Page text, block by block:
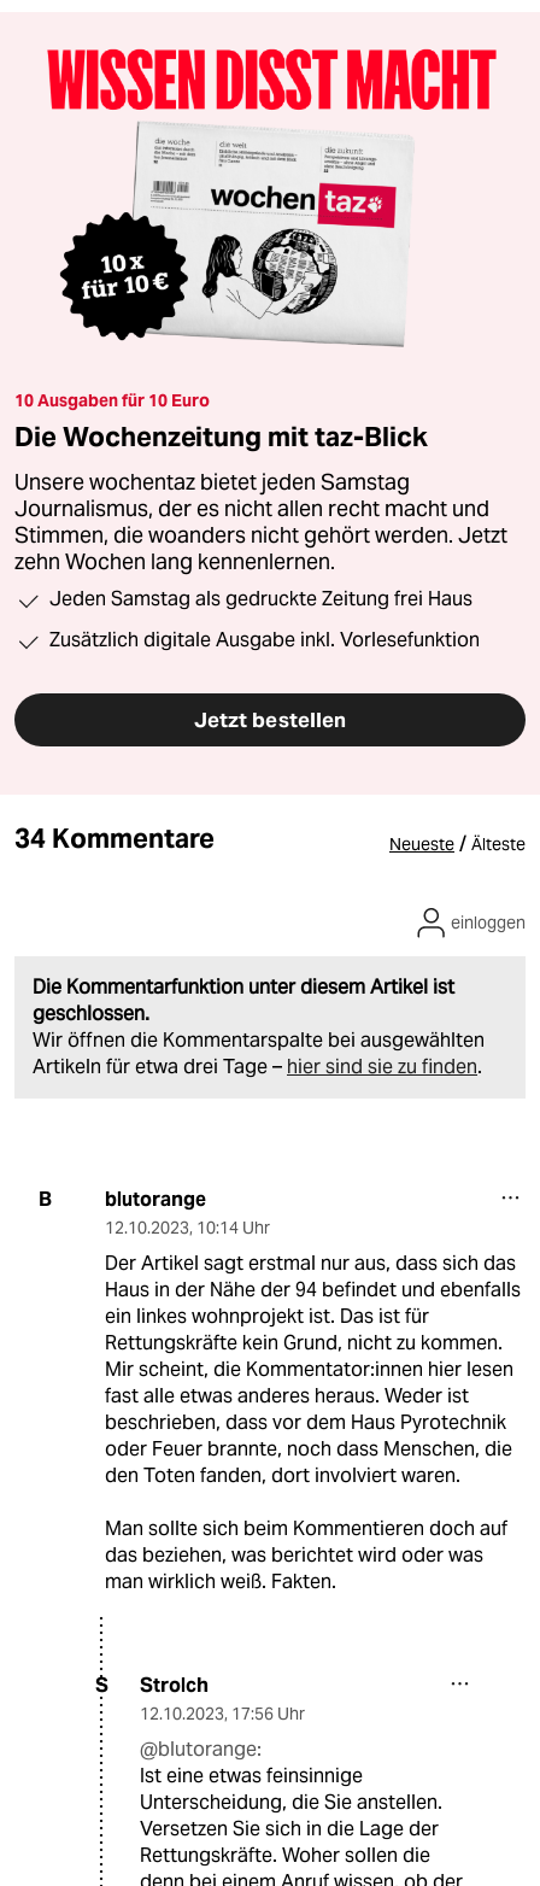
10 Ausgaben für 10 Euro
Die Wochenzeitung mit taz-Blick
Unsere wochentaz bietet jeden Samstag
Journalismus, der es nicht allen recht macht und
Stimmen, die woanders nicht gehört werden. Jetzt
zehn Wochen lang kennenlernen.
Jeden Samstag als gedruckte Zeitung frei Haus
Zusätzlich digitale Ausgabe inkl. Vorlesefunktion
Jetzt bestellen
34 Kommentare Neueste / Älteste
Die Kommentarfunktion unter diesem Artikel ist
geschlossen.
Wir öffnen die Kommentarspalte bei ausgewählten
Artikeln für etwa drei Tage – hier sind sie zu finden.
einloggen
B blutorange
12.10.2023, 10:14 Uhr
Der Artikel sagt erstmal nur aus, dass sich das
Haus in der Nähe der 94 befindet und ebenfalls
ein linkes wohnprojekt ist. Das ist für
Rettungskräfte kein Grund, nicht zu kommen.
Mir scheint, die Kommentator:innen hier lesen
fast alle etwas anderes heraus. Weder ist
beschrieben, dass vor dem Haus Pyrotechnik
oder Feuer brannte, noch dass Menschen, die
den Toten fanden, dort involviert waren.
Man sollte sich beim Kommentieren doch auf
das beziehen, was berichtet wird oder was
man wirklich weiß. Fakten.
S Strolch
12.10.2023, 17:56 Uhr
@blutorange:
Ist eine etwas feinsinnige
Unterscheidung, die Sie anstellen.
Versetzen Sie sich in die Lage der
Rettungskräfte. Woher sollen die